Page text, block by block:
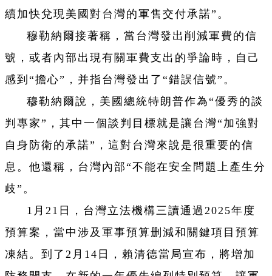
續加快兌現美國對台灣的軍售交付承諾”。
穆勒納爾接著稱，當台灣發出削減軍費的信
號，或者內部出現有關軍費支出的爭論時，自己
感到“擔心”，并指台灣發出了“錯誤信號”。
穆勒納爾說，美國總統特朗普作為“優秀的談
判專家”，其中一個談判目標就是讓台灣“加強對
自身防衛的承諾”，這對台灣來說是很重要的信
息。他還稱，台灣內部“不能在安全問題上產生分
歧”。
1月21日，台灣立法機構三讀通過2025年度
預算案，當中涉及軍事預算删減和關鍵項目預算
凍結。到了2月14日，賴清德當局宣布，將增加